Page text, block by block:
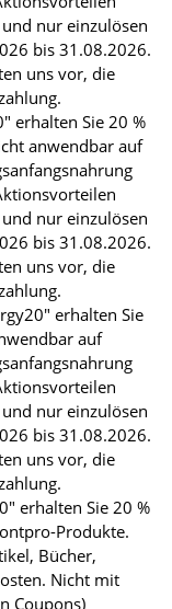
nur einzulösen
bis 31.08.2026.
uns vor, die
erhalten Sie 20 %
anwendbar auf
nur einzulösen
bis 31.08.2026.
uns vor, die
erhalten Sie
auf
nur einzulösen
bis 31.08.2026.
uns vor, die
erhalten Sie 20 %
Produkte.
Bücher,
Nicht mit
Coupons)